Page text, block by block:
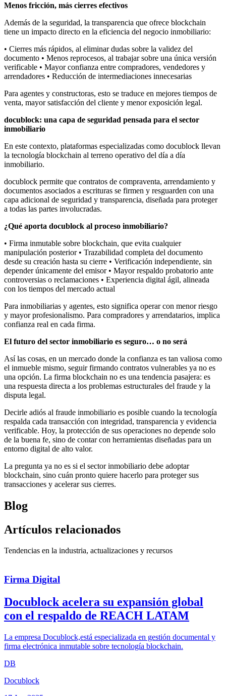
Menos fricción, más cierres efectivos
Además de la seguridad, la transparencia que ofrece blockchain
tiene un impacto directo en la eficiencia del negocio inmobiliario:
• Cierres más rápidos, al eliminar dudas sobre la validez del
documento • Menos reprocesos, al trabajar sobre una única versión
verificable • Mayor confianza entre compradores, vendedores y
arrendadores • Reducción de intermediaciones innecesarias
Para agentes y constructoras, esto se traduce en mejores tiempos de
venta, mayor satisfacción del cliente y menor exposición legal.
docublock: una capa de seguridad pensada para el sector
inmobiliario
En este contexto, plataformas especializadas como docublock llevan
la tecnología blockchain al terreno operativo del día a día
inmobiliario.
docublock permite que contratos de compraventa, arrendamiento y
documentos asociados a escrituras se firmen y resguarden con una
capa adicional de seguridad y transparencia, diseñada para proteger
a todas las partes involucradas.
¿Qué aporta docublock al proceso inmobiliario?
• Firma inmutable sobre blockchain, que evita cualquier
manipulación posterior • Trazabilidad completa del documento
desde su creación hasta su cierre • Verificación independiente, sin
depender únicamente del emisor • Mayor respaldo probatorio ante
controversias o reclamaciones • Experiencia digital ágil, alineada
con los tiempos del mercado actual
Para inmobiliarias y agentes, esto significa operar con menor riesgo
y mayor profesionalismo. Para compradores y arrendatarios, implica
confianza real en cada firma.
El futuro del sector inmobiliario es seguro… o no será
Así las cosas, en un mercado donde la confianza es tan valiosa como
el inmueble mismo, seguir firmando contratos vulnerables ya no es
una opción. La firma blockchain no es una tendencia pasajera: es
una respuesta directa a los problemas estructurales del fraude y la
disputa legal.
Decirle adiós al fraude inmobiliario es posible cuando la tecnología
respalda cada transacción con integridad, transparencia y evidencia
verificable. Hoy, la protección de sus operaciones no depende solo
de la buena fe, sino de contar con herramientas diseñadas para un
entorno digital de alto valor.
La pregunta ya no es si el sector inmobiliario debe adoptar
blockchain, sino cuán pronto quiere hacerlo para proteger sus
transacciones y acelerar sus cierres.
Blog
Artículos relacionados
Tendencias en la industria, actualizaciones y recursos
Firma Digital
Docublock acelera su expansión global
con el respaldo de REACH LATAM
La empresa Docublock,está especializada en gestión documental y
firma electrónica inmutable sobre tecnología blockchain.
DB
Docublock